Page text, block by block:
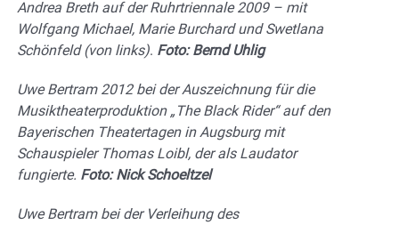
Andrea Breth auf der Ruhrtriennale 2009 – mit
Wolfgang Michael, Marie Burchard und Swetlana
Schönfeld (von links). Foto: Bernd Uhlig
Uwe Bertram 2012 bei der Auszeichnung für die
Musiktheaterproduktion „The Black Rider“ auf den
Bayerischen Theatertagen in Augsburg mit
Schauspieler Thomas Loibl, der als Laudator
fungierte. Foto: Nick Schoeltzel
Uwe Bertram bei der Verleihung des